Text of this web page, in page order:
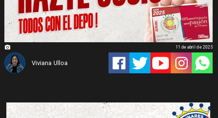
Viviana Ulloa
11 de abril de 2025